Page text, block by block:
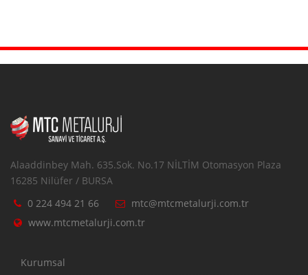
Alaaddinbey Mah. 635.Sok. No.17 NİLTİM Otomasyon Plaza
16285 Nilüfer / BURSA
0 224 494 21 66
mtc@mtcmetalurji.com.tr
www.mtcmetalurji.com.tr
Kurumsal